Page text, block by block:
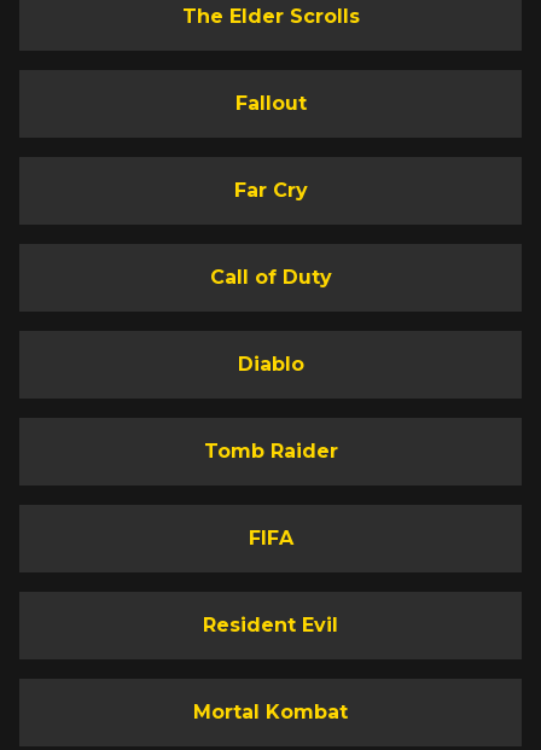
The Elder Scrolls
Fallout
Far Cry
Call of Duty
Diablo
Tomb Raider
FIFA
Resident Evil
Mortal Kombat